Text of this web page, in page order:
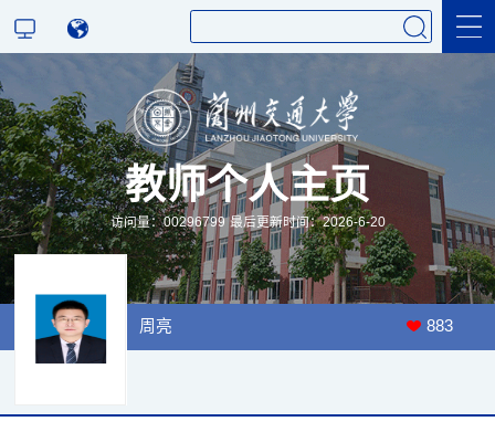
科学研究
教学研究
教师个人主页
访问量：00296799 最后更新时间：2026-6-20
周亮 883